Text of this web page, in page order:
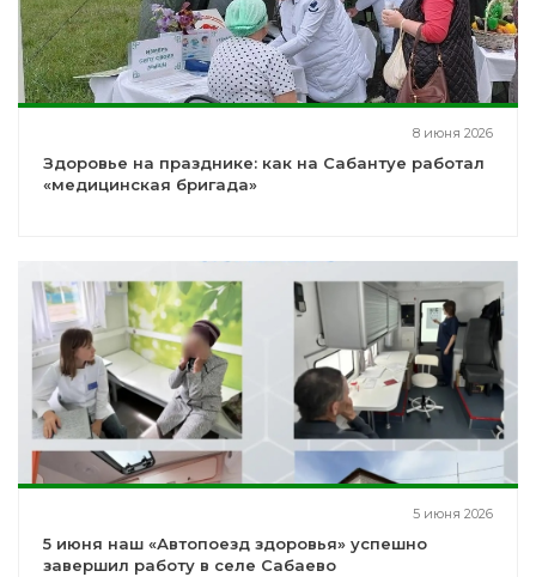
8 июня 2026
Здоровье на празднике: как на Сабантуе работал
«медицинская бригада»
5 июня 2026
5 июня наш «Автопоезд здоровья» успешно
завершил работу в селе Сабаево